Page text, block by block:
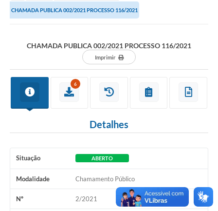
Imprensa
Galeria de Fotos
Contratos
Ouvidoria
Audiências Públicas
Arquivos para Download
Carta de Serviços
CHAMADA PUBLICA 002/2021 PROCESSO 116/2021
CHAMADA PUBLICA 002/2021 PROCESSO 116/2021
Imprimir
6
Detalhes
Situação ABERTO
Modalidade Chamamento Público
Nº 2/2021